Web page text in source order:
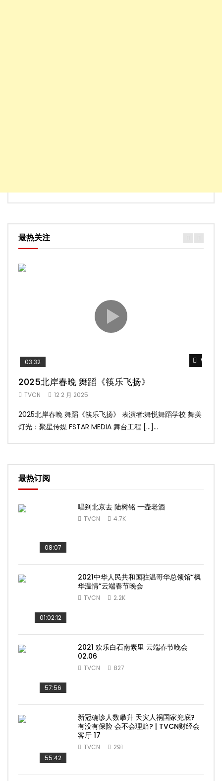
最热关注
Watch
03:32
2025北岸春晚 舞蹈《筷乐飞扬》
TVCN 12 2 月 2025
2025北岸春晚 舞蹈《筷乐飞扬》 表演者:舞悦舞蹈学校 舞美
灯光：聚星传媒 FSTAR MEDIA 舞台工程 […]...
最热订阅
08:07
唱到北京去 陆树铭 一壶老酒
TVCN 4.7K
01:02:12
2021中华人民共和国驻温哥华总领馆“枫
华温情”云端春节晚会
TVCN 2.2K
57:56
2021 欢乐白石南素里 云端春节晚会
02.06
TVCN 827
55:42
新冠确诊人数攀升 天灾人祸国家兜底?
有没有保险 会不会理赔? | TVCN财经会
客厅 17
TVCN 291